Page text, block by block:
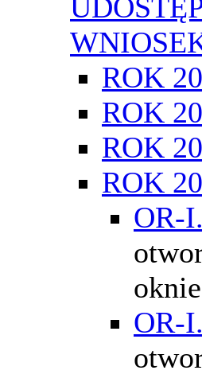
ROK
ROK
ROK
ROK
OR-
OR-